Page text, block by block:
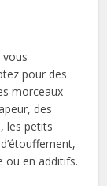
pour des
morceaux
des
les petits
ou en additifs.